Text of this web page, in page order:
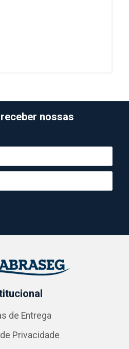
nossas
de Entrega
Privacidade